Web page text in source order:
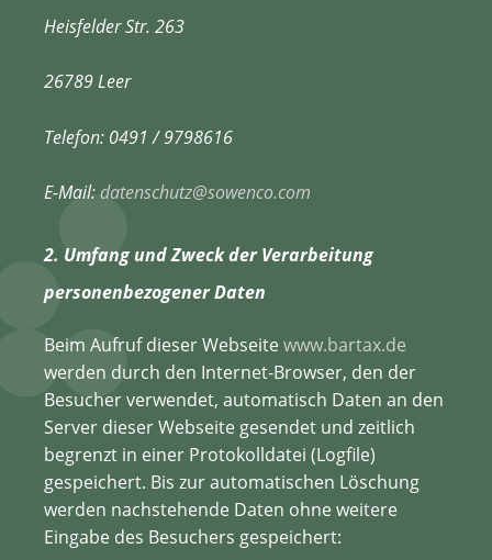
Heisfelder Str. 263
26789 Leer
Telefon: 0491 / 9798616
E-Mail:datenschutz@sowenco.com
2. Umfang und Zweck der Verarbeitung
personenbezogener Daten
Beim Aufruf dieser Webseitewww.bartax.de
werden durch den Internet-Browser, den der
Besucher verwendet, automatisch Daten an den
Server dieser Webseite gesendet und zeitlich
begrenzt in einer Protokolldatei (Logfile)
gespeichert. Bis zur automatischen Löschung
werden nachstehende Daten ohne weitere
Eingabe des Besuchers gespeichert: